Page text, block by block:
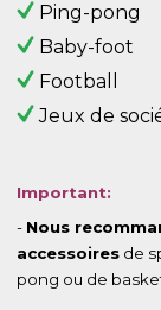
Ping-pong
Baby-foot
Football
Jeux de
Important:
- Nous
accessoires de
pong ou de